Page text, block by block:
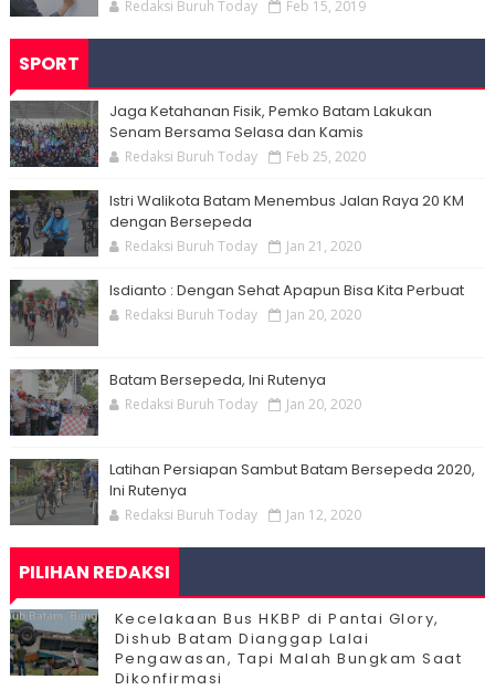
Redaksi Buruh Today Feb 15, 2019
SPORT
Jaga Ketahanan Fisik, Pemko Batam Lakukan
Senam Bersama Selasa dan Kamis
Redaksi Buruh Today Feb 25, 2020
Istri Walikota Batam Menembus Jalan Raya 20 KM
dengan Bersepeda
Redaksi Buruh Today Jan 21, 2020
Isdianto : Dengan Sehat Apapun Bisa Kita Perbuat
Redaksi Buruh Today Jan 20, 2020
Batam Bersepeda, Ini Rutenya
Redaksi Buruh Today Jan 20, 2020
Latihan Persiapan Sambut Batam Bersepeda 2020,
Ini Rutenya
Redaksi Buruh Today Jan 12, 2020
PILIHAN REDAKSI
Kecelakaan Bus HKBP di Pantai Glory,
Dishub Batam Dianggap Lalai
Pengawasan, Tapi Malah Bungkam Saat
Dikonfirmasi